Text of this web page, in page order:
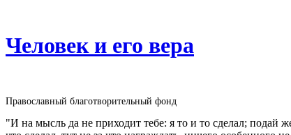
Человек и его вера
Православный благотворительный фонд
"И на мысль да не приходит тебе: я то и то сделал; подай